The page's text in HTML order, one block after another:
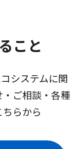
こと
システムに関
ご相談・各種
らから